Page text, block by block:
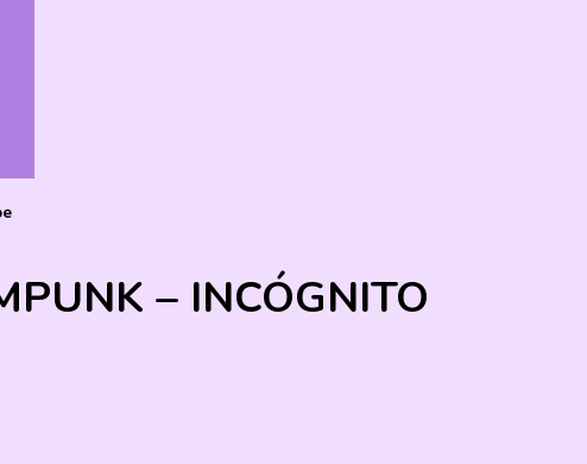
– INCÓGNITO